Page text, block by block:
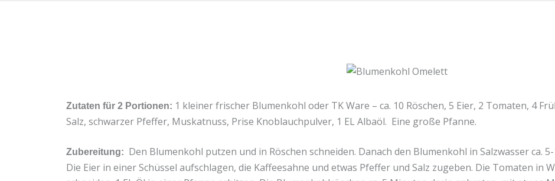
Zutaten für 2 Portionen: 1 kleiner frischer Blumenkohl oder TK Ware – ca. 10 Röschen, 5 Eier, 2 Tomaten, 4
Salz, schwarzer Pfeffer, Muskatnuss, Prise Knoblauchpulver, 1 EL Albaöl. Eine große Pfanne.
Zubereitung: Den Blumenkohl putzen und in Röschen schneiden. Danach den Blumenkohl in Salzwasser ca.
Die Eier in einer Schüssel aufschlagen, die Kaffeesahne und etwas Pfeffer und Salz zugeben. Die Tomaten in